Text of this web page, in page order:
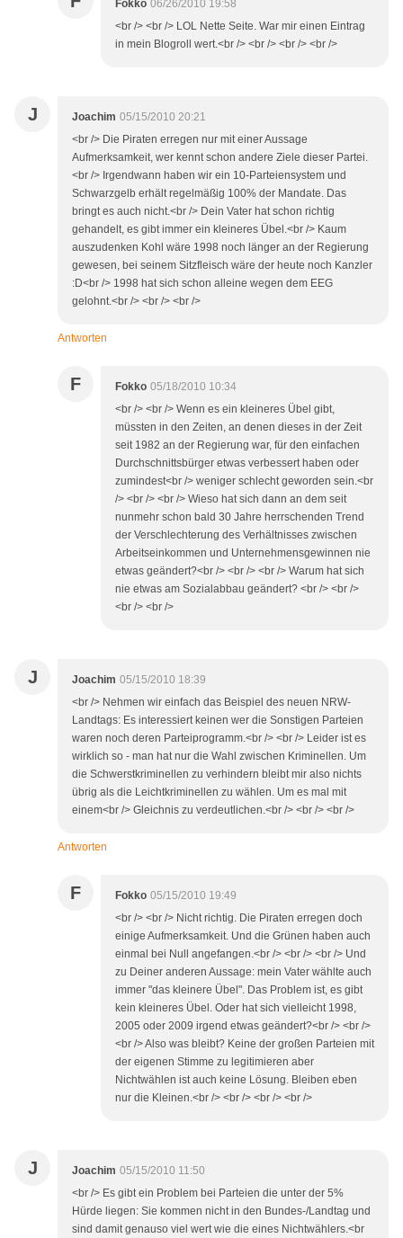
Fokko 06/26/2010 19:58
<br /> <br /> LOL Nette Seite. War mir einen Eintrag
in mein Blogroll wert.<br /> <br /> <br /> <br />
J Joachim 05/15/2010 20:21
<br /> Die Piraten erregen nur mit einer Aussage
Aufmerksamkeit, wer kennt schon andere Ziele dieser Partei.
<br /> Irgendwann haben wir ein 10-Parteiensystem und
Schwarzgelb erhält regelmäßig 100% der Mandate. Das
bringt es auch nicht.<br /> Dein Vater hat schon richtig
gehandelt, es gibt immer ein kleineres Übel.<br /> Kaum
auszudenken Kohl wäre 1998 noch länger an der Regierung
gewesen, bei seinem Sitzfleisch wäre der heute noch Kanzler
:D<br /> 1998 hat sich schon alleine wegen dem EEG
gelohnt.<br /> <br /> <br />
Antworten
F Fokko 05/18/2010 10:34
<br /> <br /> Wenn es ein kleineres Übel gibt,
müssten in den Zeiten, an denen dieses in der Zeit
seit 1982 an der Regierung war, für den einfachen
Durchschnittsbürger etwas verbessert haben oder
zumindest<br /> weniger schlecht geworden sein.<br
/> <br /> <br /> Wieso hat sich dann an dem seit
nunmehr schon bald 30 Jahre herrschenden Trend
der Verschlechterung des Verhältnisses zwischen
Arbeitseinkommen und Unternehmensgewinnen nie
etwas geändert?<br /> <br /> <br /> Warum hat sich
nie etwas am Sozialabbau geändert? <br /> <br />
<br /> <br />
J Joachim 05/15/2010 18:39
<br /> Nehmen wir einfach das Beispiel des neuen NRW-
Landtags: Es interessiert keinen wer die Sonstigen Parteien
waren noch deren Parteiprogramm.<br /> <br /> Leider ist es
wirklich so - man hat nur die Wahl zwischen Kriminellen. Um
die Schwerstkriminellen zu verhindern bleibt mir also nichts
übrig als die Leichtkriminellen zu wählen. Um es mal mit
einem<br /> Gleichnis zu verdeutlichen.<br /> <br /> <br />
Antworten
F Fokko 05/15/2010 19:49
<br /> <br /> Nicht richtig. Die Piraten erregen doch
einige Aufmerksamkeit. Und die Grünen haben auch
einmal bei Null angefangen.<br /> <br /> <br /> Und
zu Deiner anderen Aussage: mein Vater wählte auch
immer "das kleinere Übel". Das Problem ist, es gibt
kein kleineres Übel. Oder hat sich vielleicht 1998,
2005 oder 2009 irgend etwas geändert?<br /> <br />
<br /> Also was bleibt? Keine der großen Parteien mit
der eigenen Stimme zu legitimieren aber
Nichtwählen ist auch keine Lösung. Bleiben eben
nur die Kleinen.<br /> <br /> <br /> <br />
J Joachim 05/15/2010 11:50
<br /> Es gibt ein Problem bei Parteien die unter der 5%
Hürde liegen: Sie kommen nicht in den Bundes-/Landtag und
sind damit genauso viel wert wie die eines Nichtwählers.<br